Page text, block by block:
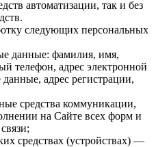
автоматизации, так и без
следующих персональных
данные: фамилия, имя,
телефон, адрес электронной
адрес регистрации,
средства коммуникации,
на Сайте всех форм и
средствах (устройствах) —